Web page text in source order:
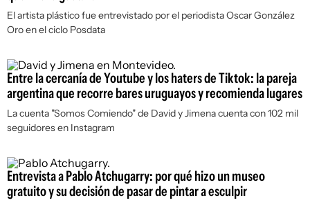
El artista plástico fue entrevistado por el periodista Oscar González
Oro en el ciclo Posdata
Entre la cercanía de Youtube y los haters de Tiktok: la pareja
argentina que recorre bares uruguayos y recomienda lugares
La cuenta "Somos Comiendo" de David y Jimena cuenta con 102 mil
seguidores en Instagram
Entrevista a Pablo Atchugarry: por qué hizo un museo
gratuito y su decisión de pasar de pintar a esculpir